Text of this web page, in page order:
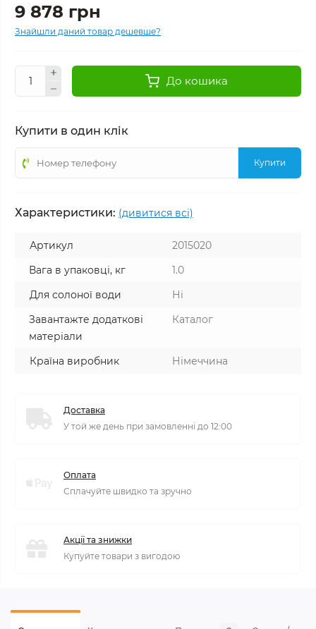
9 878 грн
Знайшли даний товар дешевше?
До кошика
Купити в один клік
Купити
Характеристики: (дивитися всі)
Артикул
2015020
Вага в упаковці, кг
1.0
Для солоної води
Ні
Завантажте додаткові
матеріали
Каталог
Країна виробник Німеччина
Доставка
У той же день при замовленні до 12:00
Оплата
Сплачуйте швидко та зручно
Акції та знижки
Купуйте товари з вигодою